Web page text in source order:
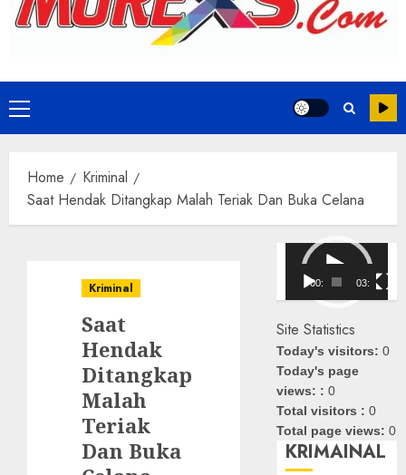
Primary
Menu
Home
Kriminal
Saat Hendak Ditangkap Malah Teriak Dan Buka Celana
Kriminal
Saat
Hendak
Ditangkap
Malah
Teriak
Dan Buka
Pemutar
Video
00:00 03:08
Site Statistics
Today's visitors:0
Today's page
views: :0
Total visitors :0
Total page views:0
KRIMAINAL